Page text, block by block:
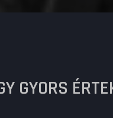
GYORS